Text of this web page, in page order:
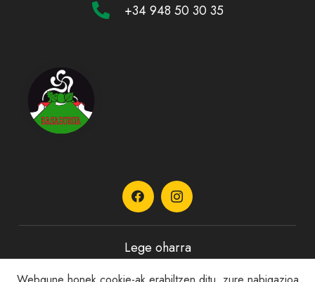
+34 948 50 30 35
Lege oharra